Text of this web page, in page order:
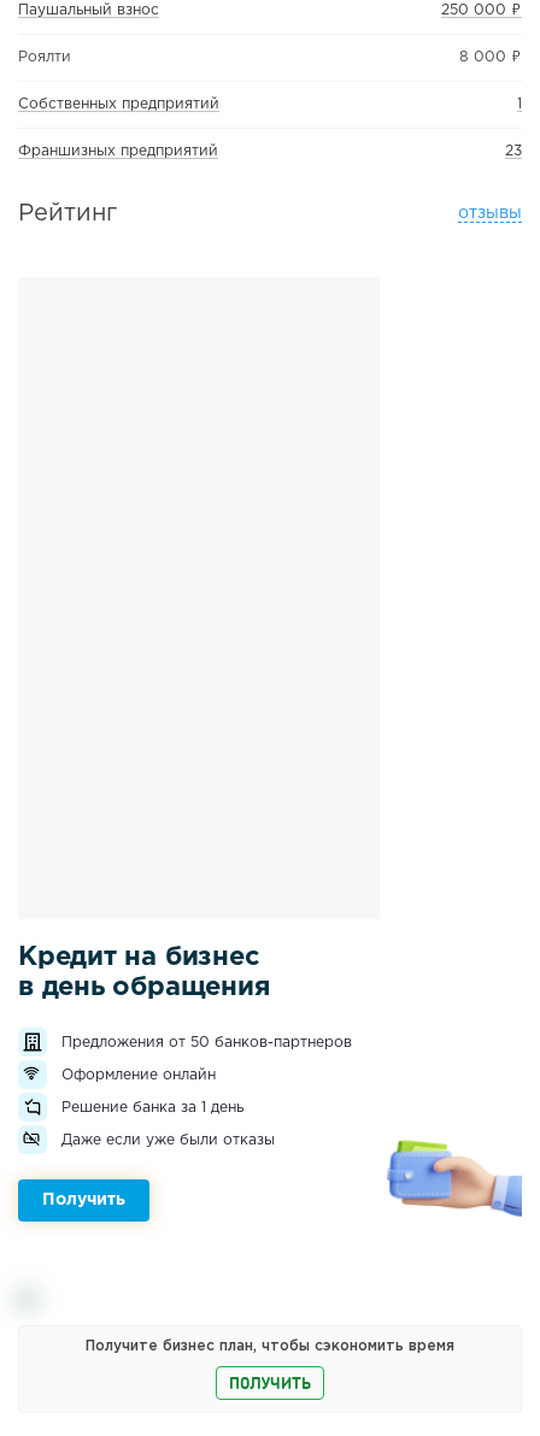
Паушальный взнос 250 000 ₽
Роялти 8 000 ₽
Собственных предприятий 1
Франшизных предприятий 23
Рейтинг отзывы
Кредит на бизнес
в день обращения
Предложения от 50 банков-партнеров
Оформление онлайн
Решение банка за 1 день
Даже если уже были отказы
Получить
Получите бизнес план, чтобы сэкономить время
ПОЛУЧИТЬ